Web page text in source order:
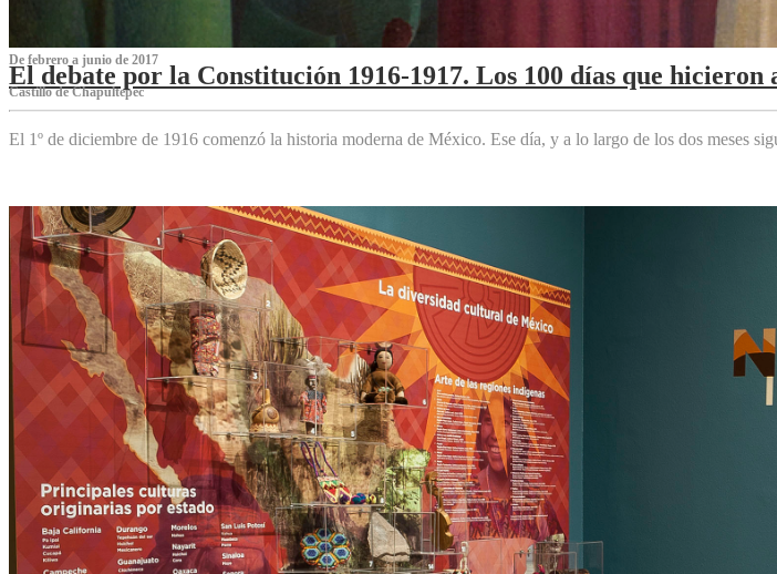
De febrero a junio de 2017
El debate por la Constitución 1916-1917. Los 100 días que
Castillo de Chapultepec
El 1º de diciembre de 1916 comenzó la historia moderna de México. Ese día, y a lo largo de los dos meses